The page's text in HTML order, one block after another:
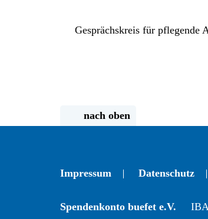
Gesprächskreis für pflegende
nach oben
Impressum Datenschutz
Spendenkonto buefet e.V.